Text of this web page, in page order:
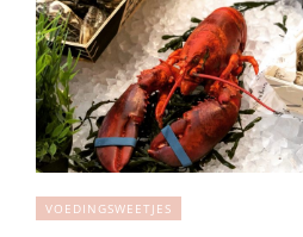
VOEDINGSWEETJES